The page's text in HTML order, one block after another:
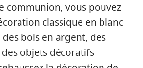
communion, vous pouvez
classique en blanc
bols en argent, des
objets décoratifs